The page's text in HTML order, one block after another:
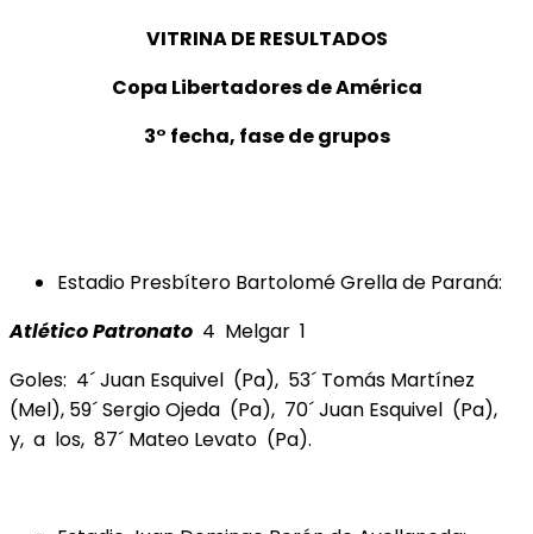
VITRINA DE RESULTADOS
Copa Libertadores de América
3° fecha, fase de grupos
Estadio Presbítero Bartolomé Grella de Paraná:
Atlético Patronato 4 Melgar 1
Goles: 4´ Juan Esquivel (Pa), 53´ Tomás Martínez
(Mel), 59´ Sergio Ojeda (Pa), 70´ Juan Esquivel (Pa),
y, a los, 87´ Mateo Levato (Pa).